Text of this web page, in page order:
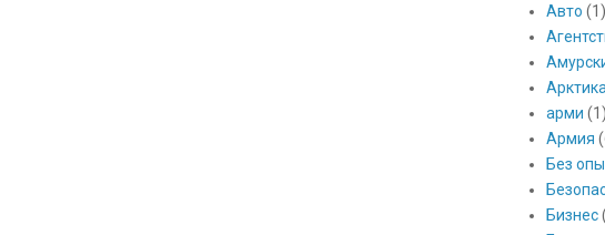
Авто (1)
арми
Армия
Без
Бизнес